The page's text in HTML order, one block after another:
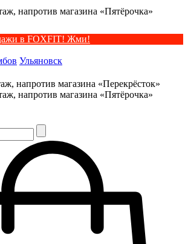
напротив магазина «Пятёрочка»
в FOXFIT! Жми!
Ульяновск
напротив магазина «Перекрёсток»
напротив магазина «Пятёрочка»